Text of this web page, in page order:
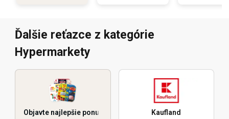
Ďalšie reťazce z kategórie
Hypermarkety
Objavte najlepšie ponuky Kaufland